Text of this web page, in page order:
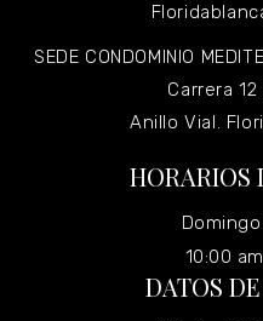
SEDE CONDOMINIO
Carrera
Anillo Vial.
HORARIOS
10:00
DATOS